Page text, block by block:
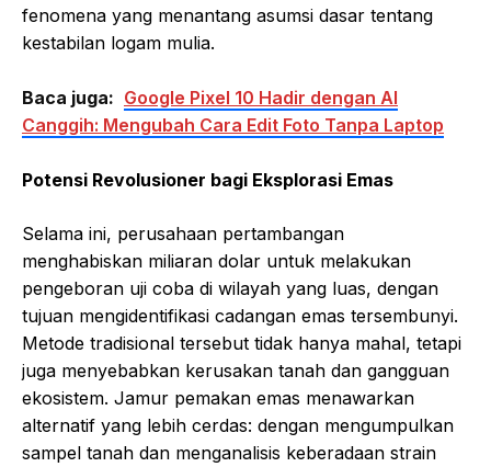
fenomena yang menantang asumsi dasar tentang
kestabilan logam mulia.
Baca juga: Google Pixel 10 Hadir dengan AI
Canggih: Mengubah Cara Edit Foto Tanpa Laptop
Potensi Revolusioner bagi Eksplorasi Emas
Selama ini, perusahaan pertambangan
menghabiskan miliaran dolar untuk melakukan
pengeboran uji coba di wilayah yang luas, dengan
tujuan mengidentifikasi cadangan emas tersembunyi.
Metode tradisional tersebut tidak hanya mahal, tetapi
juga menyebabkan kerusakan tanah dan gangguan
ekosistem. Jamur pemakan emas menawarkan
alternatif yang lebih cerdas: dengan mengumpulkan
sampel tanah dan menganalisis keberadaan strain